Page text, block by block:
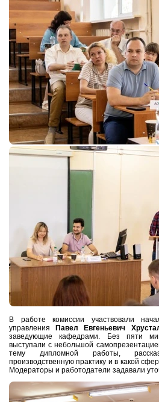
В работе комиссии участвовали
управления
Павел Евгеньевич
заведующие кафедрами. Без пяти
выступали с небольшой
тему дипломной работы,
производственную практику и в какой
Модераторы и работодатели задавали